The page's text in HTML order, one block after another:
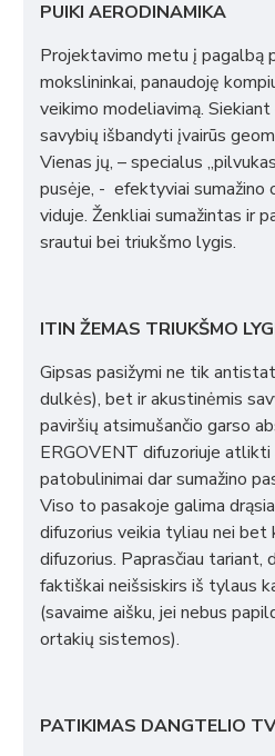
PUIKI AERODINAMIKA
Projektavimo metu į pagalbą
mokslininkai, panaudoję
veikimo modeliavimą.
savybių išbandyti įvairūs
Vienas jų, – specialus
pusėje, - efektyviai sumažino
viduje. Ženkliai sumažintas ir
srautui bei triukšmo lygis.
ITIN ŽEMAS TRIUKŠMO
Gipsas pasižymi ne tik
dulkės), bet ir akustinėmis
paviršių atsimušančio garso
ERGOVENT difuzoriuje atlikti
patobulinimai dar sumažino
Viso to pasakoje galima
difuzorius veikia tyliau nei bet
difuzorius. Paprasčiau tariant,
faktiškai neišsiskirs iš tylaus
(savaime aišku, jei nebus
ortakių sistemos).
PATIKIMAS DANGTELIO